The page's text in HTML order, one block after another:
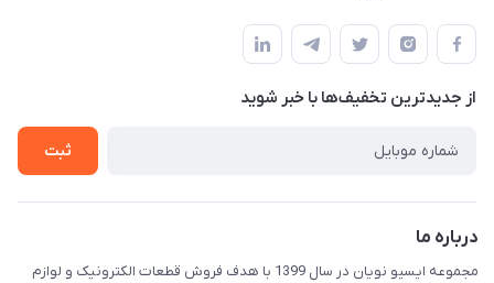
ثبت فیش
لیست محصولات
راهنمای خرید
حریم خصوصی
از جدید‌ترین تخفیف‌ها با‌ خبر شوید
ثبت
درباره ما
مجموعه ایسیو نویان در سال 1399 با هدف فروش قطعات الکترونیک و لوازم